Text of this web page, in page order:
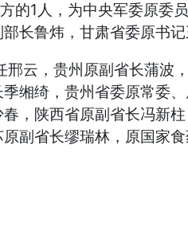
1人，为中央军委原委
长鲁炜，甘肃省委原书记
，贵州原副省长蒲波
缃绮，贵州省委原常委
，陕西省原副省长冯新
副省长缪瑞林，原国家